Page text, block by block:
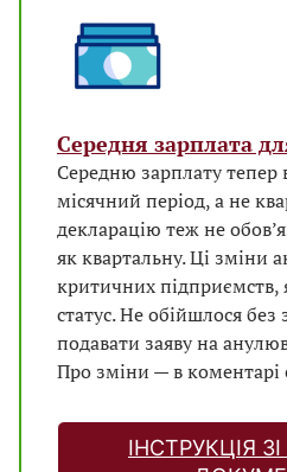
Середня зарплата
Середню зарплату тепер
місячний період, а не
декларацію теж не
як квартальну. Ці зміни
критичних підприємств,
статус. Не обійшлося без
подавати заяву на
Про зміни — в коментарі
ІНСТРУКЦІЯ